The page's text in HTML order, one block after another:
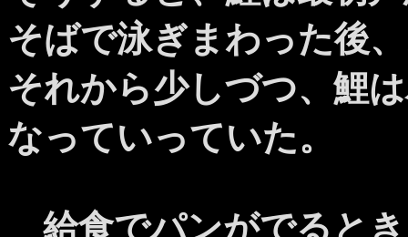
そばで泳ぎまわった後
それから少しづつ、鯉
なっていっていた。
給食でパンがでると